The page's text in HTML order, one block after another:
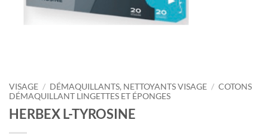
VISAGE / DÉMAQUILLANTS, NETTOYANTS VISAGE / COTONS
DÉMAQUILLANT LINGETTES ET ÉPONGES
HERBEX L-TYROSINE